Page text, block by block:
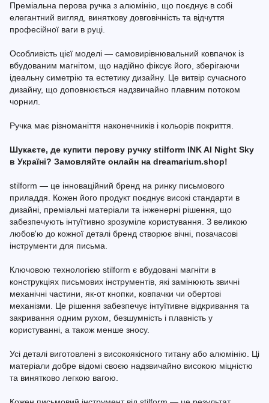
Преміальна перова ручка з алюмінію, що поєднує в собі
елегантний вигляд, виняткову довговічність та відчуття
професійної ваги в руці.
Особливість цієї моделі — самовирівнювальний ковпачок із
вбудованим магнітом, що надійно фіксує його, зберігаючи
ідеальну симетрію та естетику дизайну. Це витвір сучасного
дизайну, що доповнюється надзвичайно плавним потоком
чорнил.
Ручка має різноманіття наконечників і кольорів покриття.
Шукаєте, де купити перову ручку stilform INK Al Night Sky
в Україні? Замовляйте онлайн на dreamarium.shop!
stilform — це інноваційний бренд на ринку письмового
приладдя. Кожен його продукт поєднує високі стандарти в
дизайні, преміальні матеріали та інженерні рішення, що
забезпечують інтуїтивно зрозуміле користування. З великою
любов'ю до кожної деталі бренд створює вічні, позачасові
інструменти для письма.
Ключовою технологією stilform є вбудовані магніти в
конструкціях письмових інструментів, які замінюють звичні
механічні частини, як-от кнопки, ковпачки чи обертові
механізми. Це рішення забезпечує інтуїтивне відкривання та
закривання одним рухом, безшумність і плавність у
користуванні, а також менше зносу.
Усі деталі виготовлені з високоякісного титану або алюмінію. Ці
матеріали добре відомі своєю надзвичайно високою міцністю
та винятково легкою вагою.